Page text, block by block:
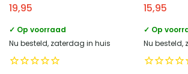
19,95
✓ Op voorraad
Nu besteld, zaterdag in huis
15,95
✓ Op
Nu besteld,